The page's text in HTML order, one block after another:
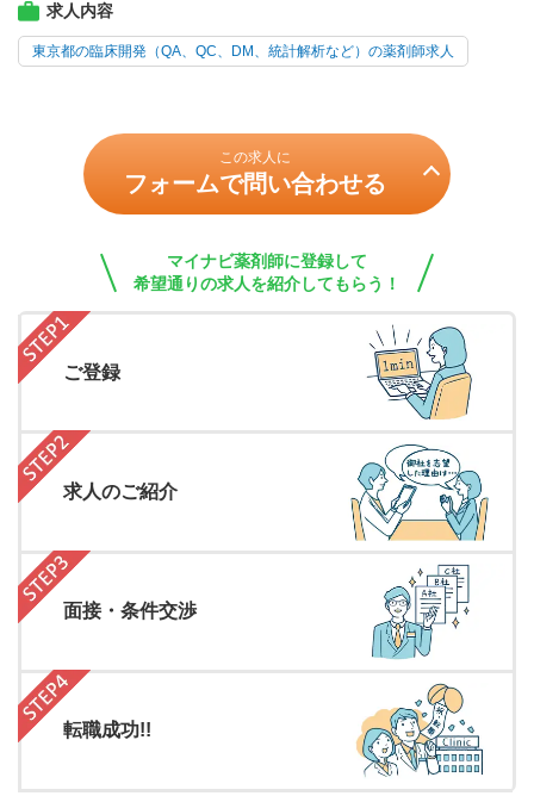
求人内容
東京都の臨床開発（QA、QC、DM、統計解析など）の薬剤師求人
この求人に
フォームで問い合わせる
マイナビ薬剤師に登録して
希望通りの求人を紹介してもらう！
ご登録
求人のご紹介
面接・条件交渉
転職成功!!